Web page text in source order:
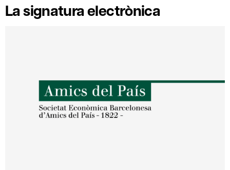
La signatura electrònica